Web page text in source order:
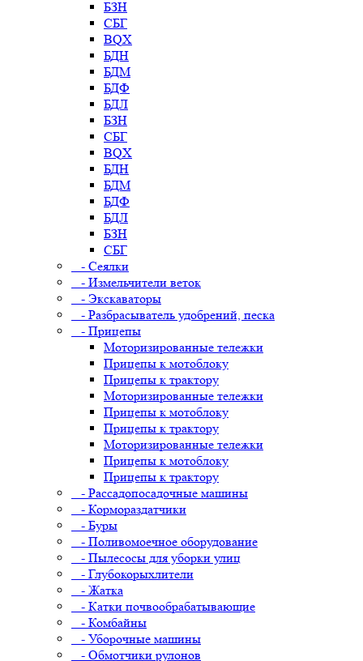
БЗН
СБГ
BQX
БДН
БДМ
БДФ
БДЛ
БЗН
СБГ
BQX
БДН
БДМ
БДФ
БДЛ
БЗН
СБГ
- Сеялки
- Измельчители веток
- Экскаваторы
- Разбрасыватель удобрений, песка
- Прицепы
Моторизированные тележки
Прицепы к мотоблоку
Прицепы к трактору
Моторизированные тележки
Прицепы к мотоблоку
Прицепы к трактору
Моторизированные тележки
Прицепы к мотоблоку
Прицепы к трактору
- Рассадопосадочные машины
- Кормораздатчики
- Буры
- Поливомоечное оборудование
- Пылесосы для уборки улиц
- Глубокорыхлители
- Жатка
- Катки почвообрабатывающие
- Комбайны
- Уборочные машины
- Обмотчики рулонов